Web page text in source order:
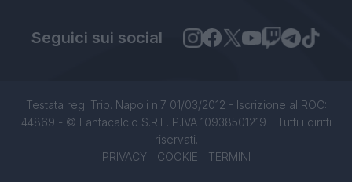
Seguici sui social
Testata reg. Trib. Napoli n.7 01/03/2012 - Iscrizione al ROC:
44869 - © Fantacalcio S.R.L. P.IVA 10938501219 - Tutti i diritti
riservati.
PRIVACY| COOKIE TERMINI